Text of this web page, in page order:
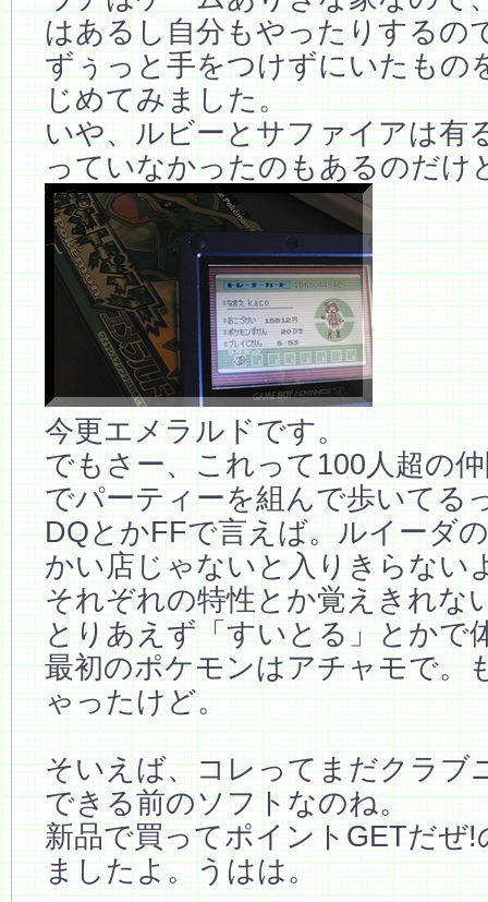
はあるし自分もやったりするの
ずぅっと手をつけずにいたもの
じめてみました。
いや、ルビーとサファイアは有
っていなかったのもあるのだけ
今更エメラルドです。
でもさー、これって100人超の
でパーティーを組んで歩いてる
DQとかFFで言えば。ルイーダ
かい店じゃないと入りきらない
それぞれの特性とか覚えきれな
とりあえず「すいとる」とかで
最初のポケモンはアチャモで。
ゃったけど。
そいえば、コレってまだクラブ
できる前のソフトなのね。
新品で買ってポイントGETだぜ!
ましたよ。うはは。